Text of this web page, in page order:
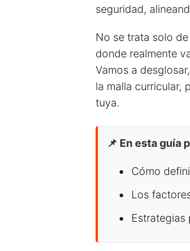
seguridad,
No se trata solo
donde realmente
Vamos a
la malla curricular,
tuya.
📌 En esta guía
Cómo
Los
Estrategias